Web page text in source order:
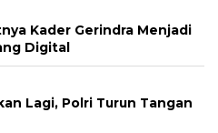
Kader Gerindra Menjadi
Digital
Lagi, Polri Turun Tangan